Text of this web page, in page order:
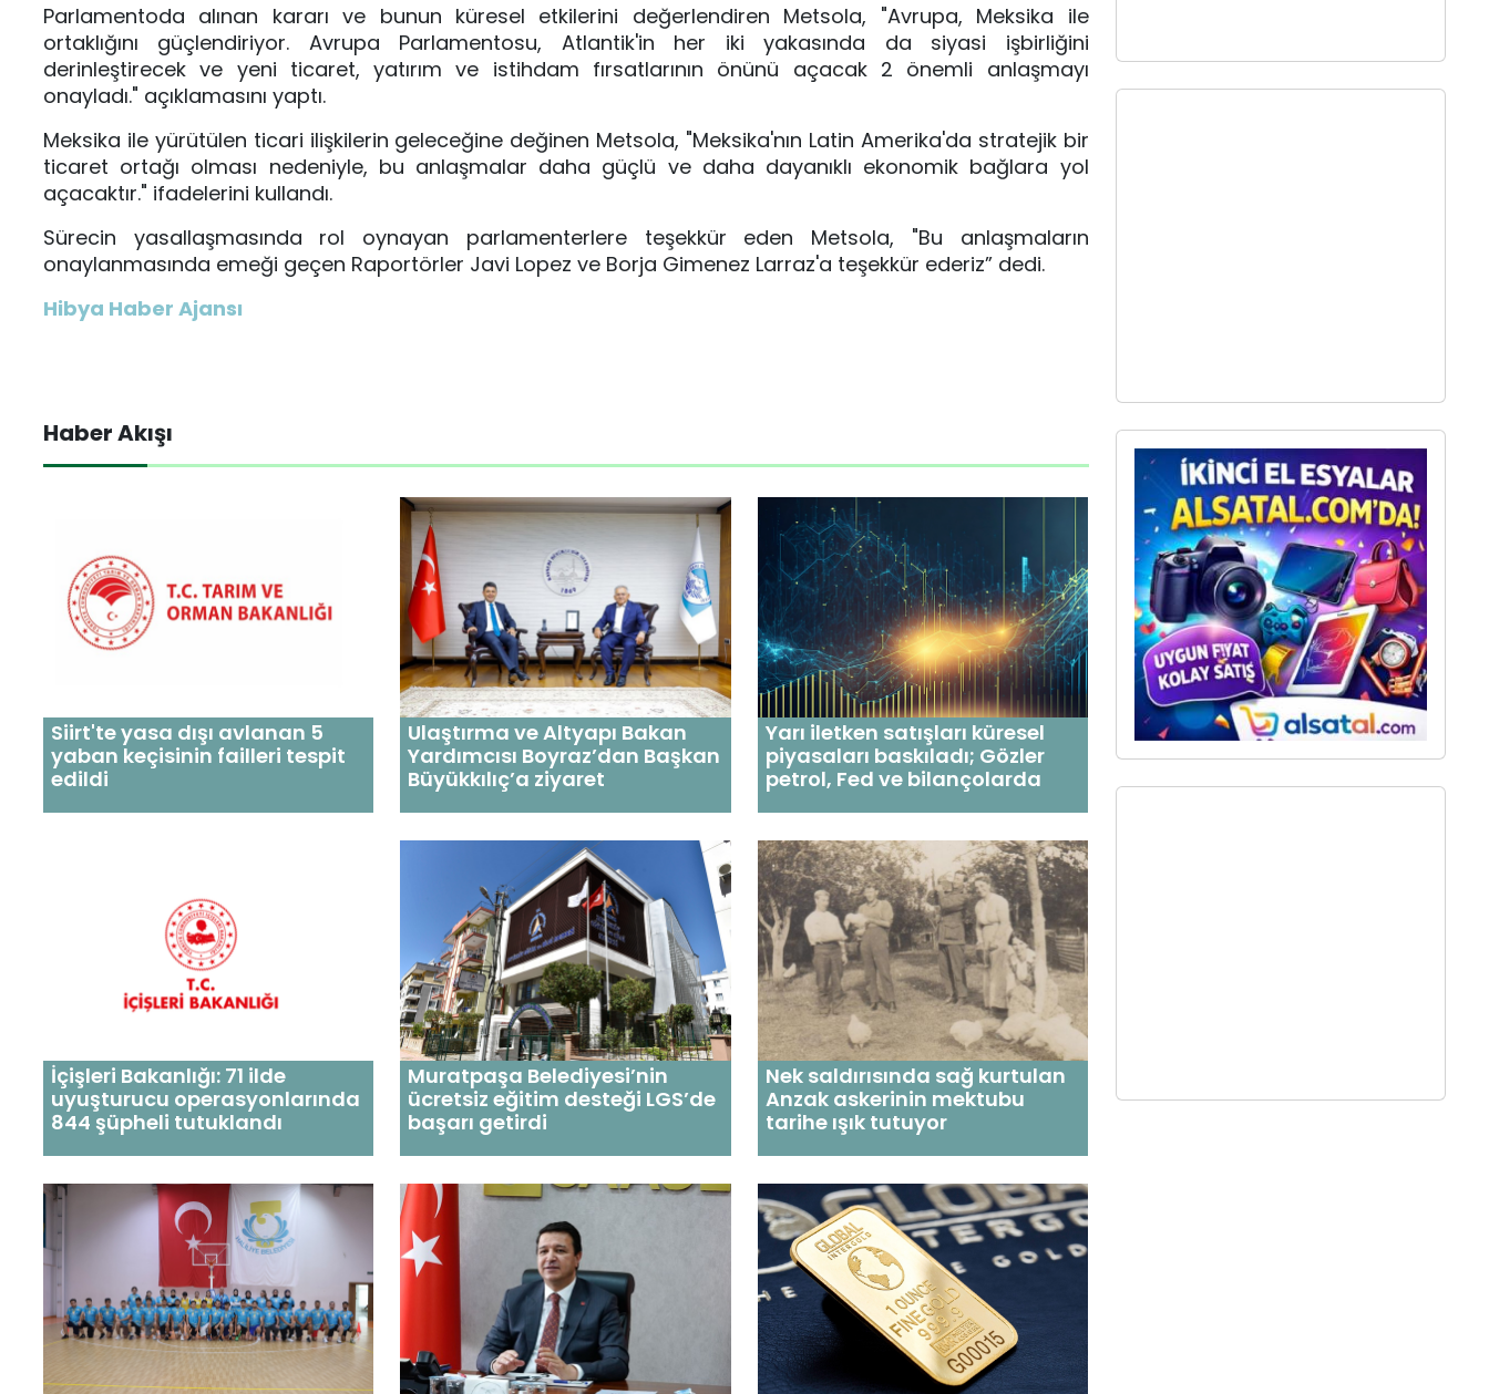
Parlamentoda alınan kararı ve bunun küresel etkilerini değerlendiren Metsola, "Avrupa, Meksika ile
ortaklığını güçlendiriyor. Avrupa Parlamentosu, Atlantik'in her iki yakasında da siyasi işbirliğini
derinleştirecek ve yeni ticaret, yatırım ve istihdam fırsatlarının önünü açacak 2 önemli anlaşmayı
onayladı." açıklamasını yaptı.
Meksika ile yürütülen ticari ilişkilerin geleceğine değinen Metsola, "Meksika'nın Latin Amerika'da stratejik bir
ticaret ortağı olması nedeniyle, bu anlaşmalar daha güçlü ve daha dayanıklı ekonomik bağlara yol
açacaktır." ifadelerini kullandı.
Sürecin yasallaşmasında rol oynayan parlamenterlere teşekkür eden Metsola, "Bu anlaşmaların
onaylanmasında emeği geçen Raportörler Javi Lopez ve Borja Gimenez Larraz'a teşekkür ederiz” dedi.
Hibya Haber Ajansı
Haber Akışı
Siirt'te yasa dışı avlanan 5
yaban keçisinin failleri tespit
edildi
Ulaştırma ve Altyapı Bakan
Yardımcısı Boyraz’dan Başkan
Büyükkılıç’a ziyaret
Yarı iletken satışları küresel
piyasaları baskıladı; Gözler
petrol, Fed ve bilançolarda
İçişleri Bakanlığı: 71 ilde
uyuşturucu operasyonlarında
844 şüpheli tutuklandı
Muratpaşa Belediyesi’nin
ücretsiz eğitim desteği LGS’de
başarı getirdi
Nek saldırısında sağ kurtulan
Anzak askerinin mektubu
tarihe ışık tutuyor